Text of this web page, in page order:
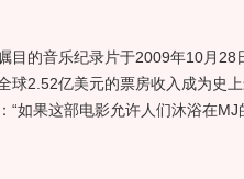
的音乐纪录片于2009年10月28
球2.52亿美元的票房收入成为史
“如果这部电影允许人们沐浴在